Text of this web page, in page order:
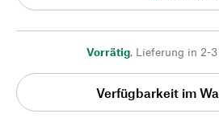
Vorrätig, Lieferung in 2-
Verfügbarkeit im